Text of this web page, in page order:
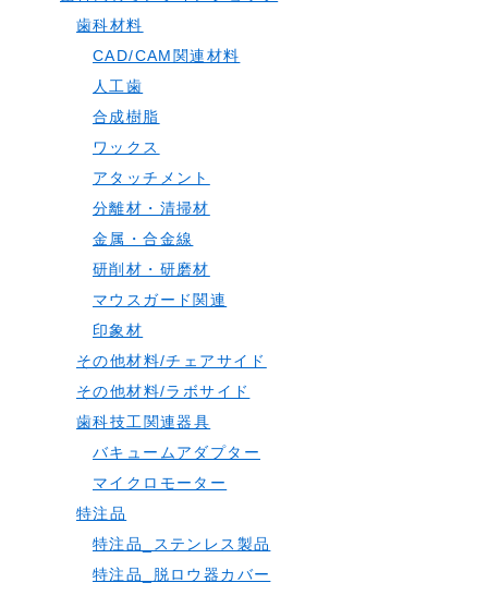
歯科材料
CAD/CAM関連材料
人工歯
合成樹脂
ワックス
アタッチメント
分離材・清掃材
金属・合金線
研削材・研磨材
マウスガード関連
印象材
その他材料/チェアサイド
その他材料/ラボサイド
歯科技工関連器具
バキュームアダプター
マイクロモーター
特注品
特注品_ステンレス製品
特注品_脱ロウ器カバー